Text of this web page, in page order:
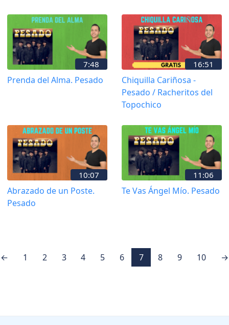
7:48
Prenda del Alma. Pesado
16:51
Chiquilla Cariñosa -
Pesado / Racheritos del
Topochico
10:07
Abrazado de un Poste.
Pesado
11:06
Te Vas Ángel Mío. Pesado
← 1 2 3 4 5 6 7 8 9 10 →